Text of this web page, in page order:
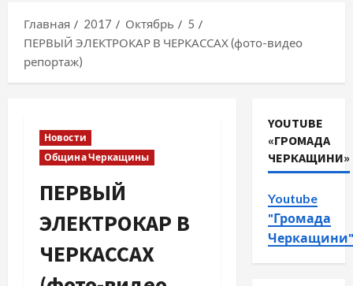
Главная
2017 Октябрь
5
ПЕРВЫЙ ЭЛЕКТРОКАР В ЧЕРКАССАХ (фото-видео
репортаж)
Новости
Община Черкащины
ПЕРВЫЙ
ЭЛЕКТРОКАР В
ЧЕРКАССАХ
YOUTUBE
«ГРОМАДА
ЧЕРКАЩИНИ»
Youtube
"Громада
Черкащини"